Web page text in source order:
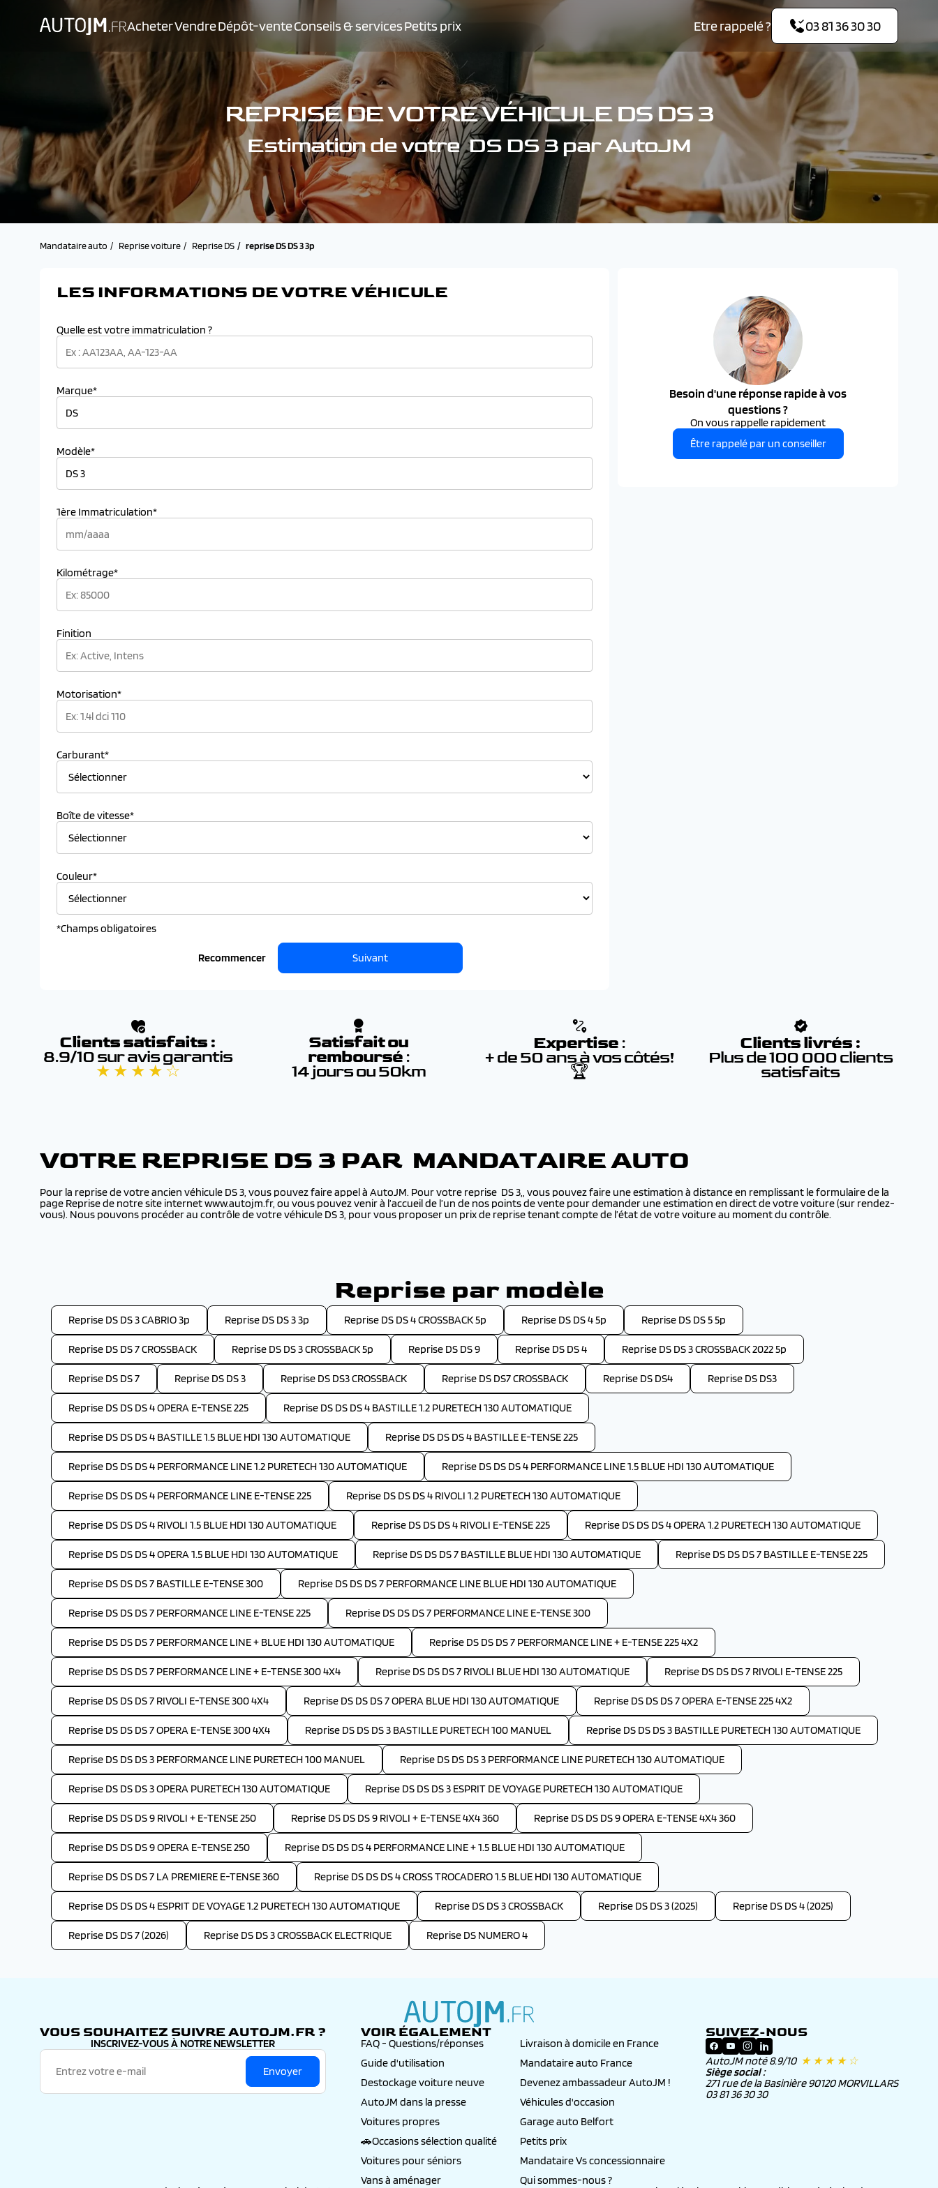
AcheterVendreDépôt-venteConseils & servicesPetits prix Etre rappelé ? 03 81 36 30 30
REPRISE DE VOTRE VÉHICULE DS DS 3
Estimation de votre DS DS 3 par AutoJM
Mandataire auto Reprise voiture Reprise DS reprise DS DS 3 3p
LES INFORMATIONS DE VOTRE VÉHICULE
Quelle est votre immatriculation ?
Marque*
Modèle*
1ère Immatriculation*
Kilométrage*
Finition
Motorisation*
Carburant*
Boîte de vitesse*
Couleur*
*Champs obligatoires
Recommencer Suivant
Besoin d'une réponse rapide à vos
questions ?
On vous rappelle rapidement
Être rappelé par un conseiller
Clients satisfaits :
8.9/10 sur avis garantis
★ ★ ★ ★ ☆
Satisfait ou
remboursé :
14 jours ou 50km
Expertise :
+ de 50 ans à vos côtés!
🏆
Clients livrés :
Plus de 100 000 clients
satisfaits
VOTRE REPRISE DS 3 PAR MANDATAIRE AUTO
Pour la reprise de votre ancien véhicule DS 3, vous pouvez faire appel à AutoJM. Pour votre reprise DS 3,, vous pouvez faire une estimation à distance en remplissant le formulaire de la
page Reprise de notre site internet www.autojm.fr, ou vous pouvez venir à l’accueil de l’un de nos points de vente pour demander une estimation en direct de votre voiture (sur rendez-
vous). Nous pouvons procéder au contrôle de votre véhicule DS 3, pour vous proposer un prix de reprise tenant compte de l’état de votre voiture au moment du contrôle.
Reprise par modèle
Reprise DS DS 3 CABRIO 3p Reprise DS DS 3 3p Reprise DS DS 4 CROSSBACK 5p Reprise DS DS 4 5p Reprise DS DS 5 5p
Reprise DS DS 7 CROSSBACK Reprise DS DS 3 CROSSBACK 5p Reprise DS DS 9 Reprise DS DS 4 Reprise DS DS 3 CROSSBACK 2022 5p
Reprise DS DS 7 Reprise DS DS 3 Reprise DS DS3 CROSSBACK Reprise DS DS7 CROSSBACK Reprise DS DS4 Reprise DS DS3
Reprise DS DS DS 4 OPERA E-TENSE 225 Reprise DS DS DS 4 BASTILLE 1.2 PURETECH 130 AUTOMATIQUE
Reprise DS DS DS 4 BASTILLE 1.5 BLUE HDI 130 AUTOMATIQUE Reprise DS DS DS 4 BASTILLE E-TENSE 225
Reprise DS DS DS 4 PERFORMANCE LINE 1.2 PURETECH 130 AUTOMATIQUE Reprise DS DS DS 4 PERFORMANCE LINE 1.5 BLUE HDI 130 AUTOMATIQUE
Reprise DS DS DS 4 PERFORMANCE LINE E-TENSE 225 Reprise DS DS DS 4 RIVOLI 1.2 PURETECH 130 AUTOMATIQUE
Reprise DS DS DS 4 RIVOLI 1.5 BLUE HDI 130 AUTOMATIQUE Reprise DS DS DS 4 RIVOLI E-TENSE 225 Reprise DS DS DS 4 OPERA 1.2 PURETECH 130 AUTOMATIQUE
Reprise DS DS DS 4 OPERA 1.5 BLUE HDI 130 AUTOMATIQUE Reprise DS DS DS 7 BASTILLE BLUE HDI 130 AUTOMATIQUE Reprise DS DS DS 7 BASTILLE E-TENSE 225
Reprise DS DS DS 7 BASTILLE E-TENSE 300 Reprise DS DS DS 7 PERFORMANCE LINE BLUE HDI 130 AUTOMATIQUE
Reprise DS DS DS 7 PERFORMANCE LINE E-TENSE 225 Reprise DS DS DS 7 PERFORMANCE LINE E-TENSE 300
Reprise DS DS DS 7 PERFORMANCE LINE + BLUE HDI 130 AUTOMATIQUE Reprise DS DS DS 7 PERFORMANCE LINE + E-TENSE 225 4X2
Reprise DS DS DS 7 PERFORMANCE LINE + E-TENSE 300 4X4 Reprise DS DS DS 7 RIVOLI BLUE HDI 130 AUTOMATIQUE Reprise DS DS DS 7 RIVOLI E-TENSE 225
Reprise DS DS DS 7 RIVOLI E-TENSE 300 4X4 Reprise DS DS DS 7 OPERA BLUE HDI 130 AUTOMATIQUE Reprise DS DS DS 7 OPERA E-TENSE 225 4X2
Reprise DS DS DS 7 OPERA E-TENSE 300 4X4 Reprise DS DS DS 3 BASTILLE PURETECH 100 MANUEL Reprise DS DS DS 3 BASTILLE PURETECH 130 AUTOMATIQUE
Reprise DS DS DS 3 PERFORMANCE LINE PURETECH 100 MANUEL Reprise DS DS DS 3 PERFORMANCE LINE PURETECH 130 AUTOMATIQUE
Reprise DS DS DS 3 OPERA PURETECH 130 AUTOMATIQUE Reprise DS DS DS 3 ESPRIT DE VOYAGE PURETECH 130 AUTOMATIQUE
Reprise DS DS DS 9 RIVOLI + E-TENSE 250 Reprise DS DS DS 9 RIVOLI + E-TENSE 4X4 360 Reprise DS DS DS 9 OPERA E-TENSE 4X4 360
Reprise DS DS DS 9 OPERA E-TENSE 250 Reprise DS DS DS 4 PERFORMANCE LINE + 1.5 BLUE HDI 130 AUTOMATIQUE
Reprise DS DS DS 7 LA PREMIERE E-TENSE 360 Reprise DS DS DS 4 CROSS TROCADERO 1.5 BLUE HDI 130 AUTOMATIQUE
Reprise DS DS DS 4 ESPRIT DE VOYAGE 1.2 PURETECH 130 AUTOMATIQUE Reprise DS DS 3 CROSSBACK Reprise DS DS 3 (2025) Reprise DS DS 4 (2025)
Reprise DS DS 7 (2026) Reprise DS DS 3 CROSSBACK ELECTRIQUE Reprise DS NUMERO 4
autojm.fr
VOUS SOUHAITEZ SUIVRE AUTOJM.FR ?
INSCRIVEZ-VOUS À NOTRE NEWSLETTER
Envoyer
VOIR ÉGALEMENT
FAQ - Questions/réponses
Livraison à domicile en France
Guide d'utilisation
Mandataire auto France
Destockage voiture neuve
Devenez ambassadeur AutoJM !
AutoJM dans la presse
Véhicules d'occasion
Voitures propres
Garage auto Belfort
🚗Occasions sélection qualité
Petits prix
Voitures pour séniors
Mandataire Vs concessionnaire
Vans à aménager
Qui sommes-nous ?
SUIVEZ-NOUS
AutoJM noté 8.9/10 ★ ★ ★ ★ ☆
Siège social :
271 rue de la Basinière 90120 MORVILLARS
03 81 36 30 30